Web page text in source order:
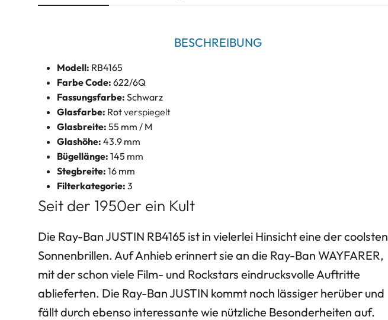
BESCHREIBUNG
Modell: RB4165
Farbe Code: 622/6Q
Fassungsfarbe: Schwarz
Glasfarbe: Rotverspiegelt
Glasbreite: 55 mm / M
Glashöhe: 43.9 mm
Bügellänge: 145 mm
Stegbreite: 16 mm
Filterkategorie: 3
Seit der 1950er ein Kult
Die Ray-Ban JUSTIN RB4165 ist in vielerlei Hinsicht eine der coolsten
Sonnenbrillen. Auf Anhieb erinnert sie an die Ray-Ban WAYFARER,
mit der schon viele Film- und Rockstars eindrucksvolle Auftritte
ablieferten. Die Ray-Ban JUSTIN kommt noch lässiger herüber und
fällt durch ebenso interessante wie nützliche Besonderheiten auf.